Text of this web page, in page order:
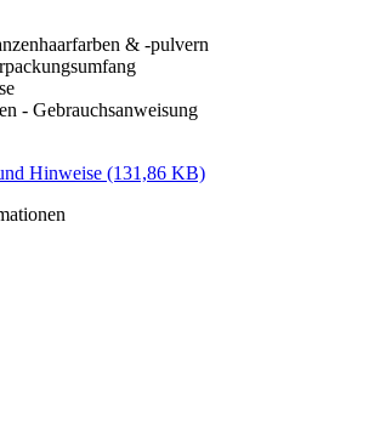
& -pulvern
- Gebrauchsanweisung
Hinweise (131,86 KB)